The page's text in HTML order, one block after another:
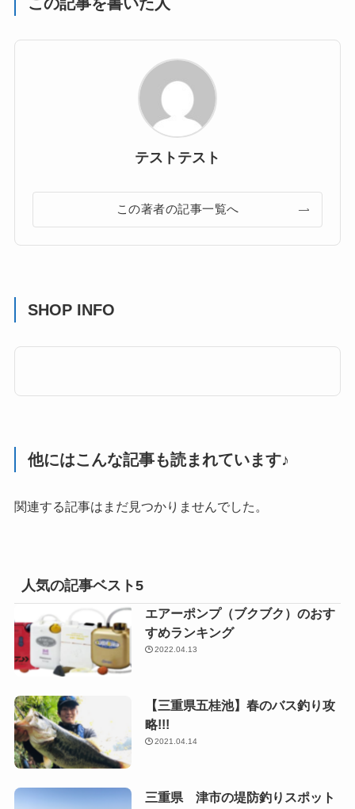
テストテスト
この著者の記事一覧へ
SHOP INFO
他にはこんな記事も読まれています♪
関連する記事はまだ見つかりませんでした。
人気の記事ベスト5
エアーポンプ（ブクブク）のおす
すめランキング
2022.04.13
【三重県五桂池】春のバス釣り攻
略!!!
2021.04.14
三重県 津市の堤防釣りスポット